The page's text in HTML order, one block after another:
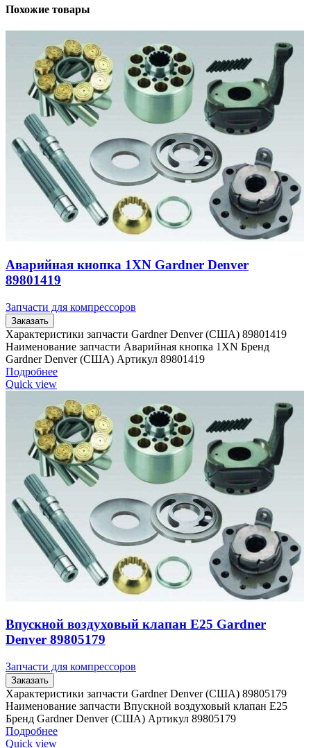
Похожие товары
Аварийная кнопка 1XN Gardner Denver
89801419
Запчасти для компрессоров
Заказать
Характеристики запчасти Gardner Denver (США) 89801419
Наименование запчасти Аварийная кнопка 1XN Бренд
Gardner Denver (США) Артикул 89801419
Подробнее
Quick view
Впускной воздуховый клапан E25 Gardner
Denver 89805179
Запчасти для компрессоров
Заказать
Характеристики запчасти Gardner Denver (США) 89805179
Наименование запчасти Впускной воздуховый клапан E25
Бренд Gardner Denver (США) Артикул 89805179
Подробнее
Quick view